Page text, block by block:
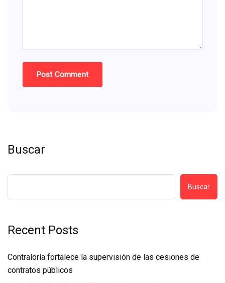
Buscar
Buscar
Recent Posts
Contraloría fortalece la supervisión de las cesiones de
contratos públicos